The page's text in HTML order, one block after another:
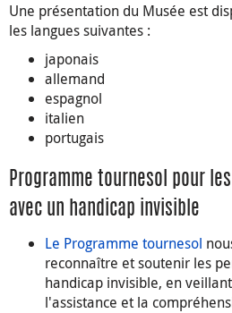
Une présentation du Musée est
les langues suivantes :
japonais
allemand
espagnol
italien
portugais
Programme tournesol pour
avec un handicap invisible
Le Programme tournesol
reconnaître et soutenir les
handicap invisible, en
l'assistance et la